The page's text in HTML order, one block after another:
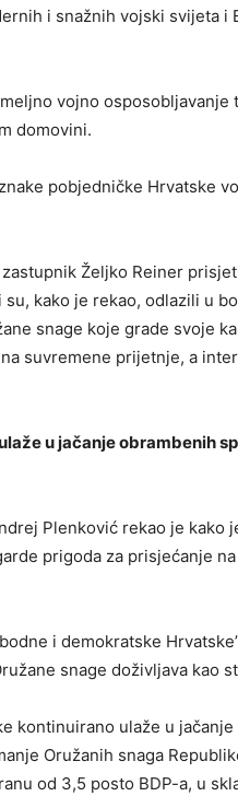
i snažnih vojski svijeta i
vojno osposobljavanje
domovini.
pobjedničke Hrvatske
Željko Reiner
kako je rekao, odlazili u
snage koje grade svoje
suvremene prijetnje, a
u jačanje obrambenih
Plenković rekao je kako
prigoda za prisjećanje
i demokratske
snage doživljava kao
kontinuirano ulaže u
Oružanih snaga
od 3,5 posto BDP-a, u